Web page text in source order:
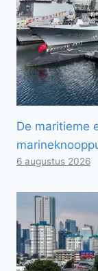
De maritieme
6 augustus 2026